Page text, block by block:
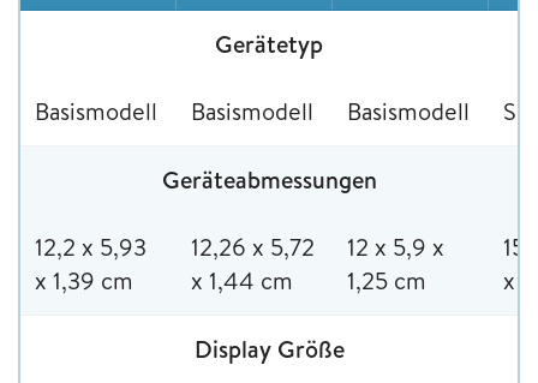
Gerätetyp
Basismodell Basismodell Basismodell
Geräteabmessungen
12,2 x 5,93
x 1,39 cm
12,26 x 5,72
x 1,44 cm
12 x 5,9 x
1,25 cm
x
Display Größe